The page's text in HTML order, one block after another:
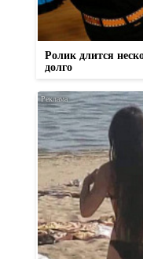
Ролик длится
долго